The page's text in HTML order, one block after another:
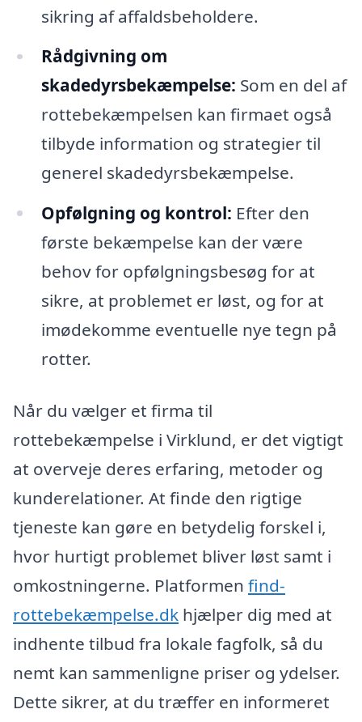
sikring af affaldsbeholdere.
Rådgivning om
skadedyrsbekæmpelse: Som en del af
rottebekæmpelsen kan firmaet også
tilbyde information og strategier til
generel skadedyrsbekæmpelse.
Opfølgning og kontrol: Efter den
første bekæmpelse kan der være
behov for opfølgningsbesøg for at
sikre, at problemet er løst, og for at
imødekomme eventuelle nye tegn på
rotter.
Når du vælger et firma til
rottebekæmpelse i Virklund, er det vigtigt
at overveje deres erfaring, metoder og
kunderelationer. At finde den rigtige
tjeneste kan gøre en betydelig forskel i,
hvor hurtigt problemet bliver løst samt i
omkostningerne. Platformen find-
rottebekæmpelse.dk hjælper dig med at
indhente tilbud fra lokale fagfolk, så du
nemt kan sammenligne priser og ydelser.
Dette sikrer, at du træffer en informeret